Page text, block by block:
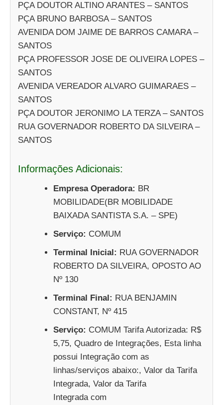
PÇA DOUTOR ALTINO ARANTES – SANTOS
PÇA BRUNO BARBOSA – SANTOS
AVENIDA DOM JAIME DE BARROS CAMARA –
SANTOS
PÇA PROFESSOR JOSE DE OLIVEIRA LOPES –
SANTOS
AVENIDA VEREADOR ALVARO GUIMARAES –
SANTOS
PÇA DOUTOR JERONIMO LA TERZA – SANTOS
RUA GOVERNADOR ROBERTO DA SILVEIRA –
SANTOS
Informações Adicionais:
Empresa Operadora: BR
MOBILIDADE(BR MOBILIDADE
BAIXADA SANTISTA S.A. – SPE)
Serviço: COMUM
Terminal Inicial: RUA GOVERNADOR
ROBERTO DA SILVEIRA, OPOSTO AO
Nº 130
Terminal Final: RUA BENJAMIN
CONSTANT, Nº 415
Serviço: COMUM Tarifa Autorizada: R$
5,75, Quadro de Integrações, Esta linha
possui Integração com as
linhas/serviços abaixo:, Valor da Tarifa
Integrada, Valor da Tarifa
Integrada com